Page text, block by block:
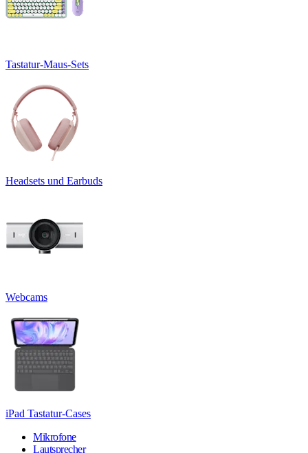
Tastatur-Maus-Sets
Headsets und Earbuds
Webcams
iPad Tastatur-Cases
Mikrofone
Lautsprecher